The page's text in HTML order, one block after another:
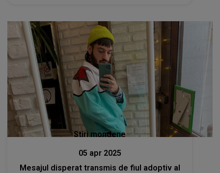
Stiri mondene
05 apr 2025
Mesajul disperat transmis de fiul adoptiv al